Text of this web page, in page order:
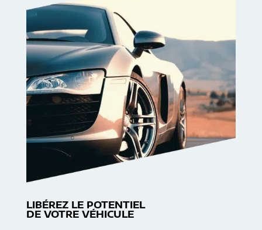
LIBÉREZ LE POTENTIEL
DE VOTRE VÉHICULE